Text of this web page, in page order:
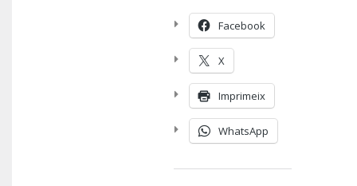
Facebook
X
Imprimeix
WhatsApp